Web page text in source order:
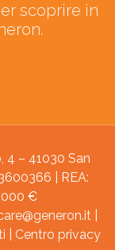
scoprire in
4 – 41030 San
| REA:
€
Centro privacy